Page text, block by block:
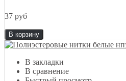
37 руб
В корзину
В закладки
В сравнение